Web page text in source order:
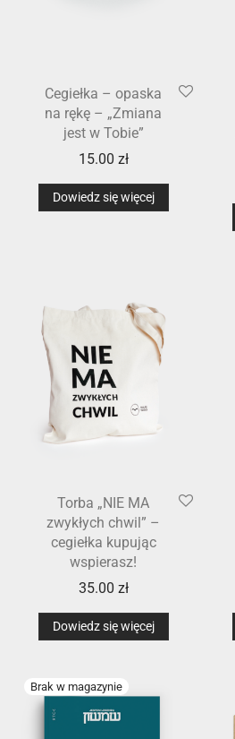
Cegiełka – opaska
na rękę – „Zmiana
jest w Tobie”
15.00 zł
Dowiedz się więcej
Torba „NIE MA
zwykłych chwil” –
cegiełka kupując
wspierasz!
35.00 zł
Dowiedz się więcej